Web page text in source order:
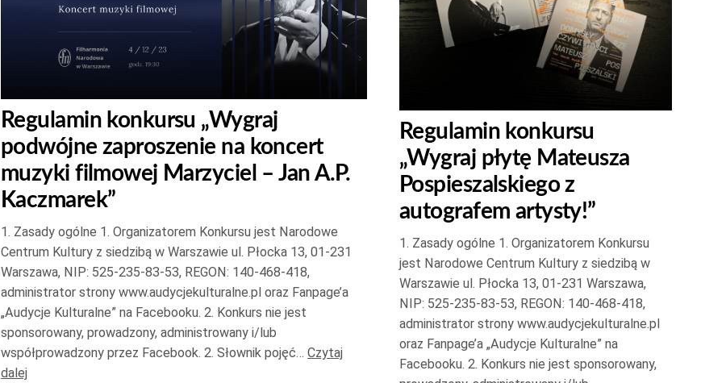
Regulamin konkursu „Wygraj
podwójne zaproszenie na koncert
muzyki filmowej Marzyciel – Jan A.P.
Kaczmarek”
1. Zasady ogólne 1. Organizatorem Konkursu jest Narodowe
Centrum Kultury z siedzibą w Warszawie ul. Płocka 13, 01-231
Warszawa, NIP: 525-235-83-53, REGON: 140-468-418,
administrator strony www.audycjekulturalne.pl oraz Fanpage’a
„Audycje Kulturalne” na Facebooku. 2. Konkurs nie jest
sponsorowany, prowadzony, administrowany i/lub
współprowadzony przez Facebook. 2. Słownik pojęć… Czytaj
dalej
Regulamin konkursu
„Wygraj płytę Mateusza
Pospieszalskiego z
autografem artysty!”
1. Zasady ogólne 1. Organizatorem Konkursu
jest Narodowe Centrum Kultury z siedzibą w
Warszawie ul. Płocka 13, 01-231 Warszawa,
NIP: 525-235-83-53, REGON: 140-468-418,
administrator strony www.audycjekulturalne.pl
oraz Fanpage’a „Audycje Kulturalne” na
Facebooku. 2. Konkurs nie jest sponsorowany,